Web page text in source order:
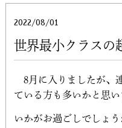
2022/08/01
世界最小クラスの
8月に入りましたが、
ている方も多いかと思い
いかがお過ごしでしょう